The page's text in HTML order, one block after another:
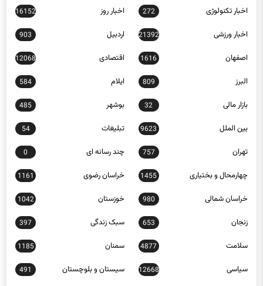
اخبار تکنولوژی 272 اخبار روز 16152
اخبار ورزشی 21392 اردبیل 903
اصفهان 1616 اقتصادی 12068
البرز 809 ایلام 584
بازار مالی 32 بوشهر 485
بین الملل 9623 تبلیغات 54
تهران 757 چند رسانه ای 0
چهارمحال و بختیاری 1455 خراسان رضوی 1161
خراسان شمالی 980 خوزستان 1042
زنجان 653 سبک زندگی 397
سلامت 4877 سمنان 1185
سیاسی 12668 سیستان و بلوچستان 491